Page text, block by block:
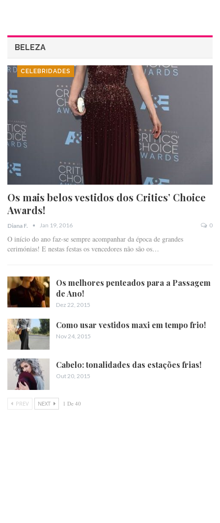
BELEZA
CELEBRIDADES
Os mais belos vestidos dos Critics’ Choice
Awards!
Diana F. Jan 19, 2016 0
O início do ano faz-se sempre acompanhar da época de grandes
cerimónias! E nestas festas os vencedores não são os…
Os melhores penteados para a Passagem
de Ano!
Dez 22, 2015
Como usar vestidos maxi em tempo frio!
Nov 24, 2015
Cabelo: tonalidades das estações frias!
Out 20, 2015
PREV NEXT 1 De 40